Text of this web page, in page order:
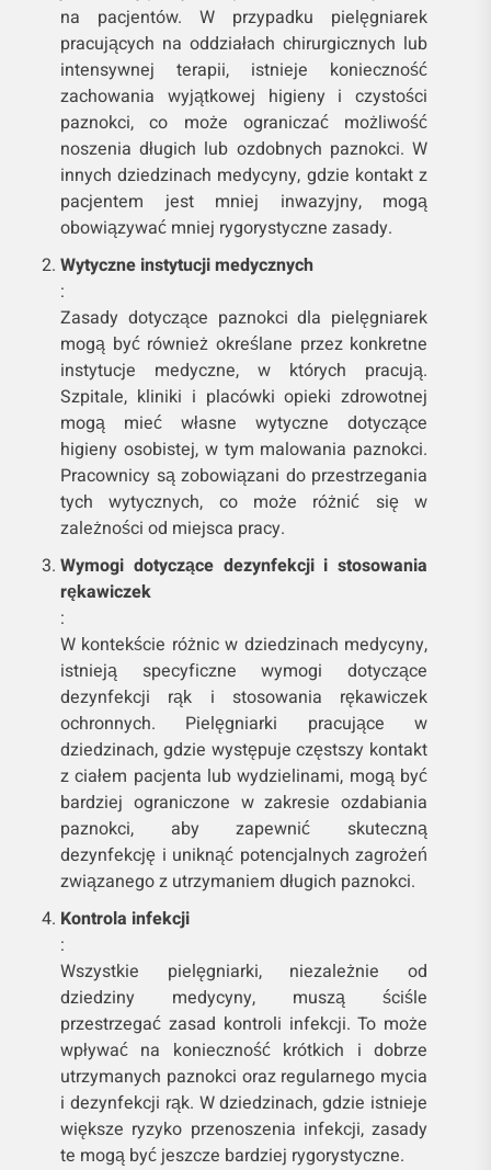
na pacjentów. W przypadku pielęgniarek
pracujących na oddziałach chirurgicznych lub
intensywnej terapii, istnieje konieczność
zachowania wyjątkowej higieny i czystości
paznokci, co może ograniczać możliwość
noszenia długich lub ozdobnych paznokci. W
innych dziedzinach medycyny, gdzie kontakt z
pacjentem jest mniej inwazyjny, mogą
obowiązywać mniej rygorystyczne zasady.
Wytyczne instytucji medycznych
:
Zasady dotyczące paznokci dla pielęgniarek
mogą być również określane przez konkretne
instytucje medyczne, w których pracują.
Szpitale, kliniki i placówki opieki zdrowotnej
mogą mieć własne wytyczne dotyczące
higieny osobistej, w tym malowania paznokci.
Pracownicy są zobowiązani do przestrzegania
tych wytycznych, co może różnić się w
zależności od miejsca pracy.
Wymogi dotyczące dezynfekcji i stosowania
rękawiczek
:
W kontekście różnic w dziedzinach medycyny,
istnieją specyficzne wymogi dotyczące
dezynfekcji rąk i stosowania rękawiczek
ochronnych. Pielęgniarki pracujące w
dziedzinach, gdzie występuje częstszy kontakt
z ciałem pacjenta lub wydzielinami, mogą być
bardziej ograniczone w zakresie ozdabiania
paznokci, aby zapewnić skuteczną
dezynfekcję i uniknąć potencjalnych zagrożeń
związanego z utrzymaniem długich paznokci.
Kontrola infekcji
:
Wszystkie pielęgniarki, niezależnie od
dziedziny medycyny, muszą ściśle
przestrzegać zasad kontroli infekcji. To może
wpływać na konieczność krótkich i dobrze
utrzymanych paznokci oraz regularnego mycia
i dezynfekcji rąk. W dziedzinach, gdzie istnieje
większe ryzyko przenoszenia infekcji, zasady
te mogą być jeszcze bardziej rygorystyczne.